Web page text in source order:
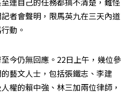
者會聲明，限馬英九在三天內道
動。
今仍無回應。22日上午，幾位參
藝文人士，包括張鐵志、李建
權的賴中強、林三加兩位律師，